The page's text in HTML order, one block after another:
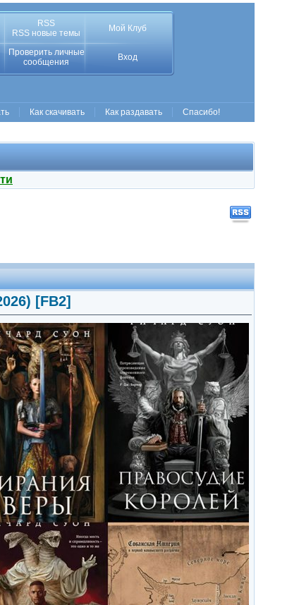
RSS
RSS новые темы
Мой Клуб
Проверить личные
сообщения
Вход
Как скачивать Как раздавать Спасибо!
[FB2]